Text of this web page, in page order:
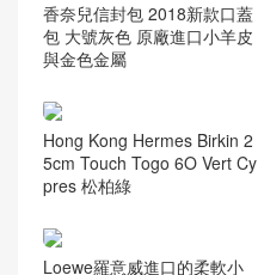
香奈兒信封包 2018新款口蓋
包 大號灰色 原廠進口小羊皮
與金色金屬
Hong Kong Hermes Birkin 2
5cm Touch Togo 6O Vert Cy
pres 松柏綠
Loewe羅意威進口的柔軟小